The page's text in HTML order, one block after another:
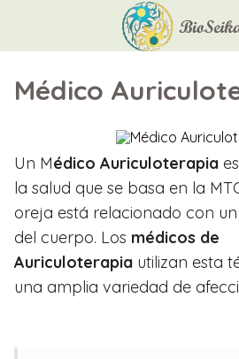
Médico
Un Médico Auriculoterapia
la salud que se basa en la
oreja está relacionado con
del cuerpo. Los médicos de
Auriculoterapia utilizan esta
una amplia variedad de